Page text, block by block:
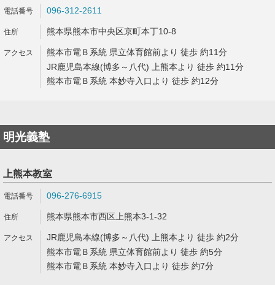
096-312-2611
熊本県熊本市中央区京町本丁10-8
熊本市電Ｂ系統 県立体育館前より 徒歩 約11分
JR鹿児島本線(博多～八代) 上熊本より 徒歩 約11分
熊本市電Ｂ系統 本妙寺入口より 徒歩 約12分
明光義塾
上熊本教室
096-276-6915
熊本県熊本市西区上熊本3-1-32
JR鹿児島本線(博多～八代) 上熊本より 徒歩 約2分
熊本市電Ｂ系統 県立体育館前より 徒歩 約5分
熊本市電Ｂ系統 本妙寺入口より 徒歩 約7分